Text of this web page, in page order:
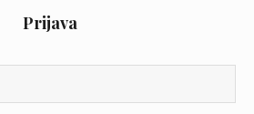
Prijava